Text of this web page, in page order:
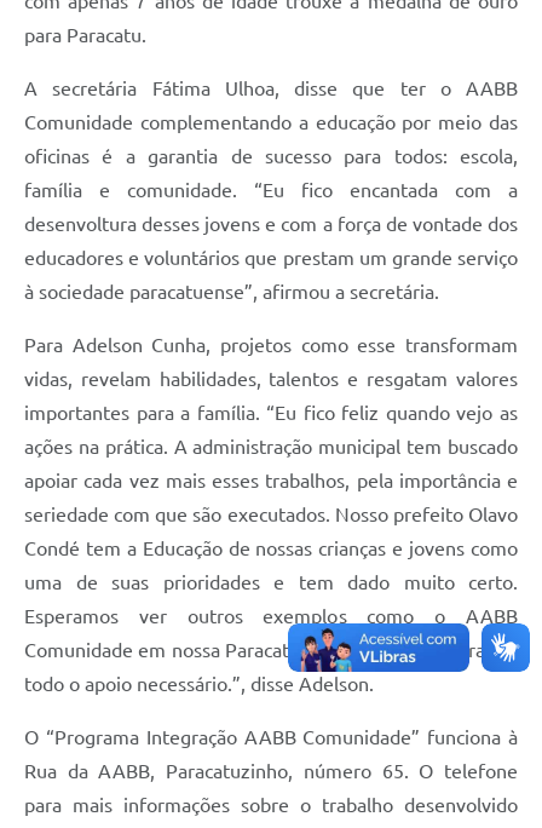
para Paracatu.
A secretária Fátima Ulhoa, disse que ter o AABB
Comunidade complementando a educação por meio das
oficinas é a garantia de sucesso para todos: escola,
família e comunidade. “Eu fico encantada com a
desenvoltura desses jovens e com a força de vontade dos
educadores e voluntários que prestam um grande serviço
à sociedade paracatuense”, afirmou a secretária.
Para Adelson Cunha, projetos como esse transformam
vidas, revelam habilidades, talentos e resgatam valores
importantes para a família. “Eu fico feliz quando vejo as
ações na prática. A administração municipal tem buscado
apoiar cada vez mais esses trabalhos, pela importância e
seriedade com que são executados. Nosso prefeito Olavo
Condé tem a Educação de nossas crianças e jovens como
uma de suas prioridades e tem dado muito certo.
Esperamos ver outros exemplos como o AABB
Comunidade em nossa Paracatu, e estaremos lá, para dar
todo o apoio necessário.”, disse Adelson.
O “Programa Integração AABB Comunidade” funciona à
Rua da AABB, Paracatuzinho, número 65. O telefone
para mais informações sobre o trabalho desenvolvido